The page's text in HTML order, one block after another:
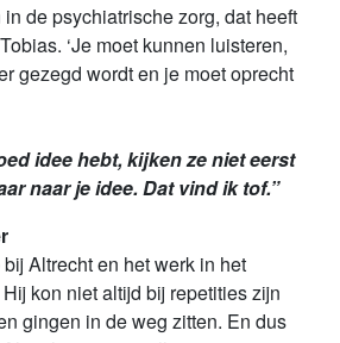
de psychiatrische zorg, dat heeft
‘Je moet kunnen luisteren,
gezegd wordt en je moet oprecht
idee hebt, kijken ze niet eerst
naar je idee. Dat vind ik tof.”
Altrecht en het werk in het
kon niet altijd bij repetities zijn
gingen in de weg zitten. En dus